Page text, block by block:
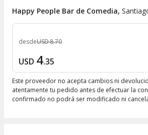
Happy People Bar de Comedia,
desdeUSD8.70
USD 4.35
Este proveedor no acepta cambios ni
atentamente tu pedido antes de efectuar la
confirmado no podrá ser modificado ni